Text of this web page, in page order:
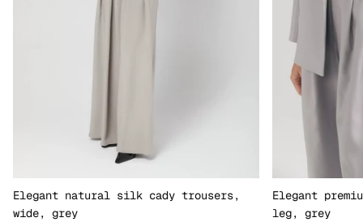
Elegant natural silk cady trousers,
wide, grey
Elegant
leg, grey